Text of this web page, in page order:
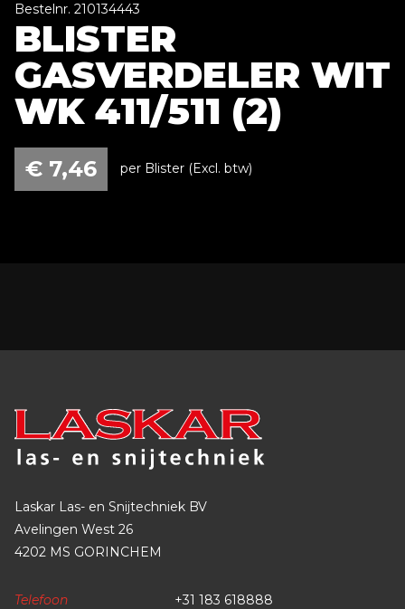
Bestelnr. 210134443
BLISTER
GASVERDELER WIT
WK 411/511 (2)
€ 7,46 per Blister (Excl. btw)
Laskar Las- en Snijtechniek BV
Avelingen West 26
4202 MS GORINCHEM
Telefoon
+31 183 618888